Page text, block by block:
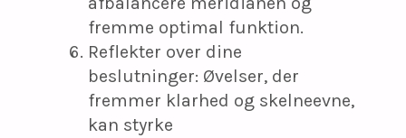
fremme optimal funktion.
Reflekter over dine
beslutninger: Øvelser, der
fremmer klarhed og skelneevne,
kan styrke